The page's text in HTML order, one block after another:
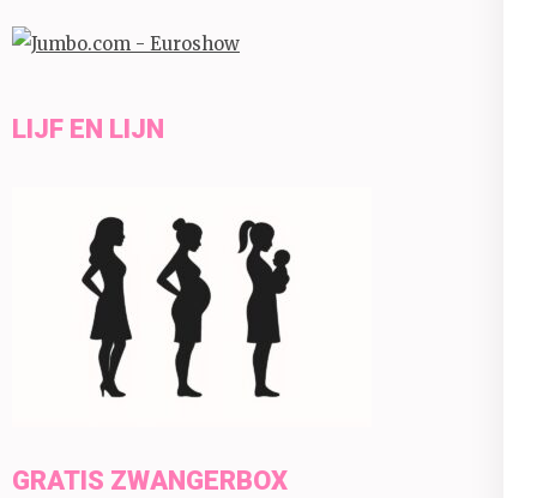
LIJF EN LIJN
GRATIS ZWANGERBOX